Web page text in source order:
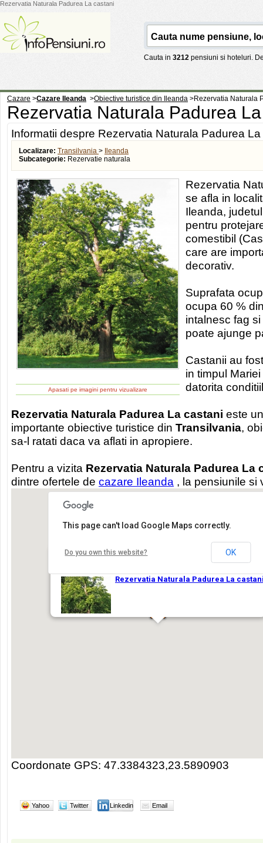
Rezervatia Naturala Padurea La castani
Cauta in 3212 pensiuni si hoteluri.
Cazare >Cazare Ileanda >Obiective turistice din Ileanda >Rezervatia Naturala
Rezervatia Naturala Padurea
Informatii despre Rezervatia Naturala Padurea
Localizare: Transilvania >
Ileanda
Subcategorie: Rezervatie naturala
Apasati pe imagini pentru vizualizare
Rezervatia
se afla in
Ileanda,
pentru
comestibil
care are
decorativ.
Suprafata
ocupa 60 %
intalnesc fag
poate ajunge
Castanii au
in timpul
datorita
Rezervatia Naturala Padurea La castani este
importante obiective turistice din Transilvania,
sa-l ratati daca va aflati in apropiere.
Pentru a vizita Rezervatia Naturala Padurea La
dintre ofertele de cazare Ileanda , la pensiunile si
Coordonate GPS: 47.3384323,23.5890903
Yahoo Twitter Linkedin Email